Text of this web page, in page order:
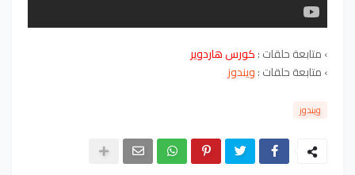
›متابعة حلقات :كورس هاردوير
›متابعة حلقات :ويندوز
ويندوز